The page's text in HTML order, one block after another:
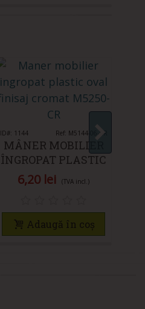
Îmi place
ID#: 1144 Ref: M5144-06-CR
MÂNER MOBILIER
ÎNGROPAT PLASTIC
OVAL M5144-06-CR
6,20 lei (TVA incl.)
Adaugă în coș